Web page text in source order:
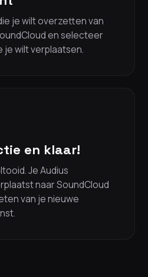
je wilt overzetten van
en selecteer
je wilt verplaatsen.
en klaar!
Je Audius
naar SoundCloud
van je nieuwe